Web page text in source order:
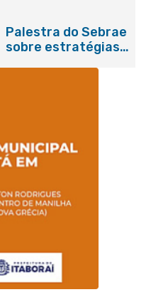
promovem
conscientização
sobre hanseníase
Palestra do Sebrae
sobre estratégias